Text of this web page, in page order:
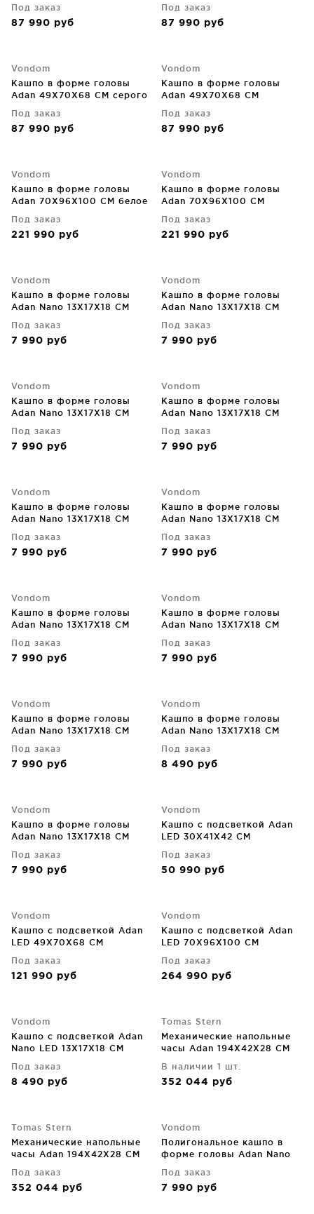
Под заказ
87 990 руб
Под заказ
87 990 руб
Vondom
Кашпо в форме головы
Adan 49X70X68 CM серого
Под заказ
87 990 руб
Vondom
Кашпо в форме головы
Adan 49X70X68 CM
Под заказ
87 990 руб
Vondom
Кашпо в форме головы
Adan 70X96X100 CM белое
Под заказ
221 990 руб
Vondom
Кашпо в форме головы
Adan 70X96X100 CM
Под заказ
221 990 руб
Vondom
Кашпо в форме головы
Adan Nano 13X17X18 CM
Под заказ
7 990 руб
Vondom
Кашпо в форме головы
Adan Nano 13X17X18 CM
Под заказ
7 990 руб
Vondom
Кашпо в форме головы
Adan Nano 13X17X18 CM
Под заказ
7 990 руб
Vondom
Кашпо в форме головы
Adan Nano 13X17X18 CM
Под заказ
7 990 руб
Vondom
Кашпо в форме головы
Adan Nano 13X17X18 CM
Под заказ
7 990 руб
Vondom
Кашпо в форме головы
Adan Nano 13X17X18 CM
Под заказ
7 990 руб
Vondom
Кашпо в форме головы
Adan Nano 13X17X18 CM
Под заказ
7 990 руб
Vondom
Кашпо в форме головы
Adan Nano 13X17X18 CM
Под заказ
7 990 руб
Vondom
Кашпо в форме головы
Adan Nano 13X17X18 CM
Под заказ
7 990 руб
Vondom
Кашпо в форме головы
Adan Nano 13X17X18 CM
Под заказ
8 490 руб
Vondom
Кашпо в форме головы
Adan Nano 13X17X18 CM
Под заказ
7 990 руб
Vondom
Кашпо с подсветкой Adan
LED 30X41X42 CM
Под заказ
50 990 руб
Vondom
Кашпо с подсветкой Adan
LED 49X70X68 CM
Под заказ
121 990 руб
Vondom
Кашпо с подсветкой Adan
LED 70X96X100 CM
Под заказ
264 990 руб
Vondom
Кашпо с подсветкой Adan
Nano LED 13X17X18 CM
Под заказ
8 490 руб
Tomas Stern
Механические напольные
часы Adan 194X42X28 CM
В наличии 1 шт.
352 044 руб
Tomas Stern
Механические напольные
часы Adan 194X42X28 CM
Под заказ
352 044 руб
Vondom
Полигональное кашпо в
форме головы Adan Nano
Под заказ
7 990 руб